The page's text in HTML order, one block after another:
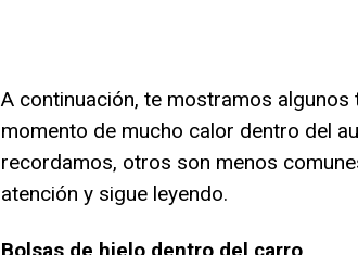
A continuación, te mostramos
momento de mucho calor dentro del
recordamos, otros son menos
atención y sigue leyendo.